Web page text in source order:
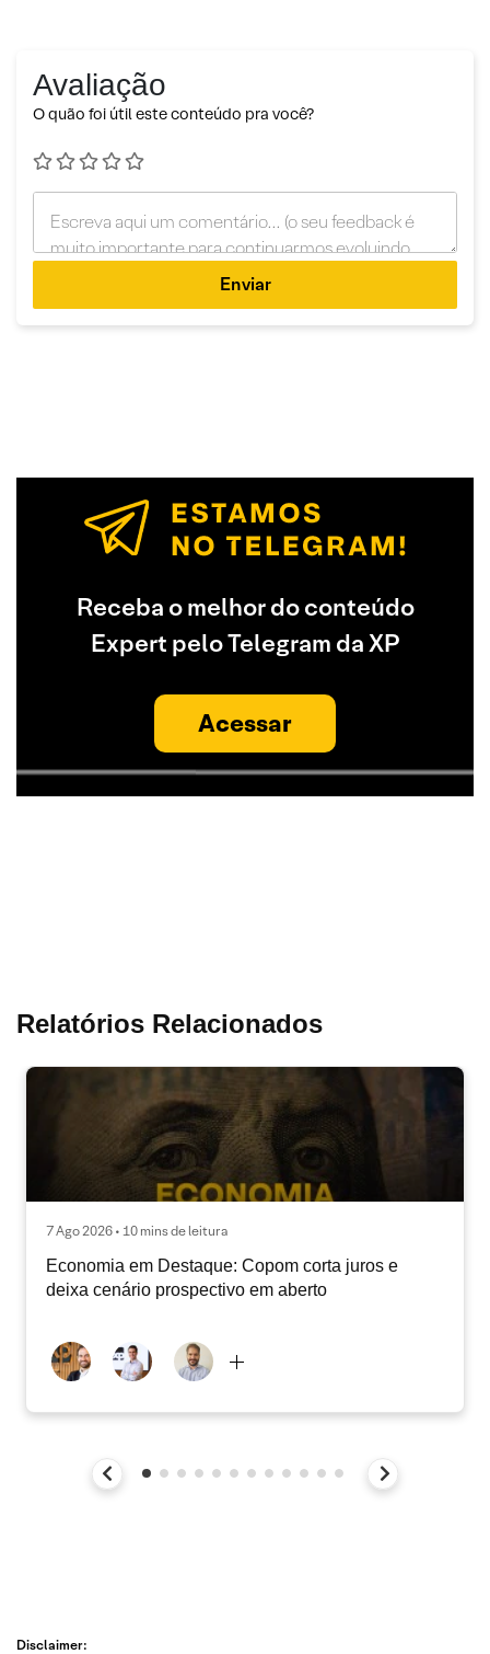
Avaliação
O quão foi útil este conteúdo pra você?
Enviar
Receba o melhor do conteúdo
Expert pelo Telegram da XP
Acessar
Relatórios Relacionados
7 Ago 2026 • 10 mins de leitura
Economia em Destaque: Copom corta juros e
deixa cenário prospectivo em aberto
Disclaimer: